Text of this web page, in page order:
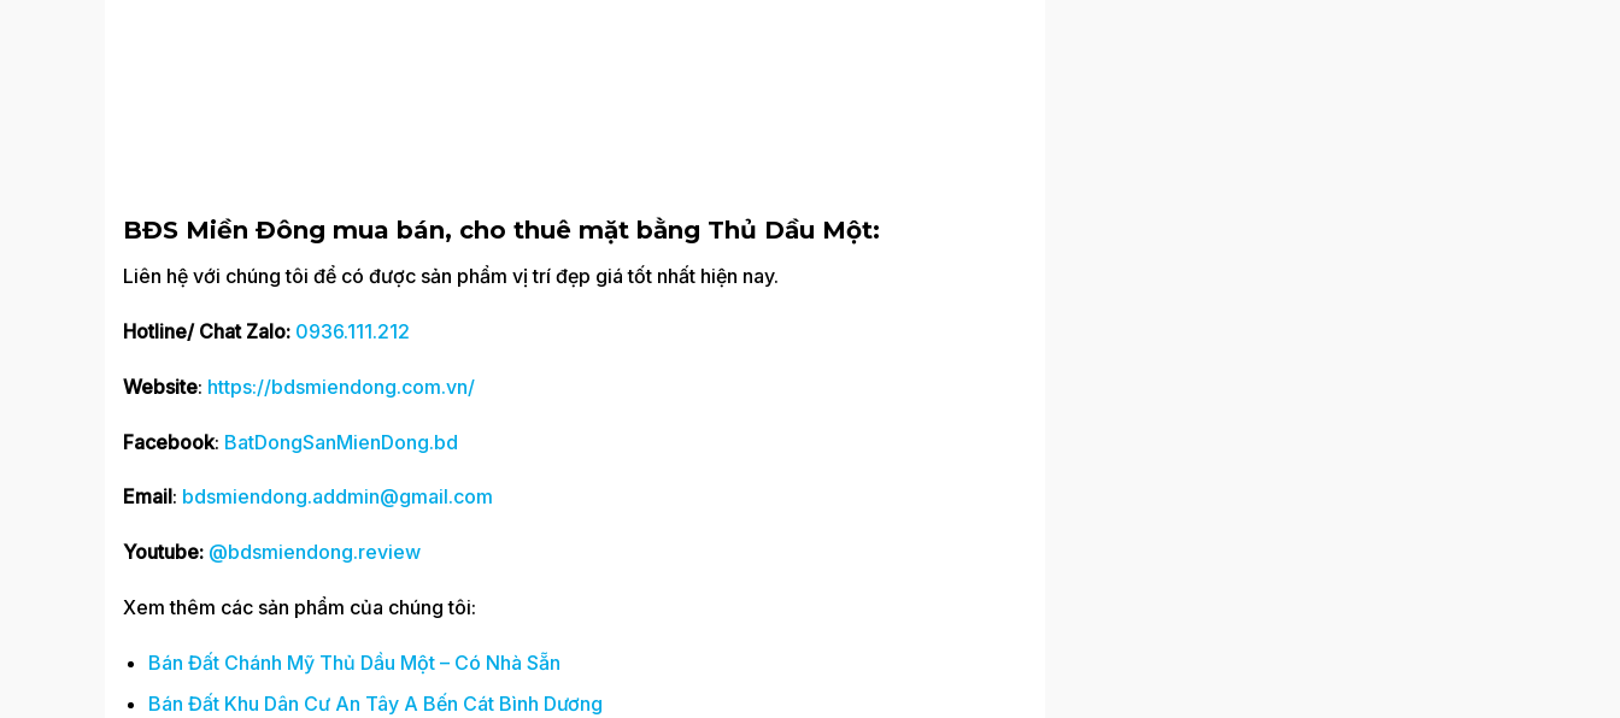
BĐS Miền Đông mua bán, cho thuê mặt bằng Thủ Dầu Một:
Liên hệ với chúng tôi để có được sản phẩm vị trí đẹp giá tốt nhất hiện nay.
Hotline/ Chat Zalo: 0936.111.212
Website: https://bdsmiendong.com.vn/
Facebook: BatDongSanMienDong.bd
Email: bdsmiendong.addmin@gmail.com
Youtube: @bdsmiendong.review
Xem thêm các sản phẩm của chúng tôi:
Bán Đất Chánh Mỹ Thủ Dầu Một – Có Nhà Sẵn
Bán Đất Khu Dân Cư An Tây A Bến Cát Bình Dương